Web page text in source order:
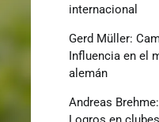
internacional
Gerd Müller:
Influencia en el
alemán
Andreas